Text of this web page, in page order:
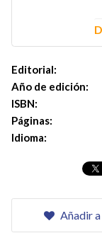
Editorial:
Año de edición:
ISBN:
Páginas:
Idioma:
Añadir